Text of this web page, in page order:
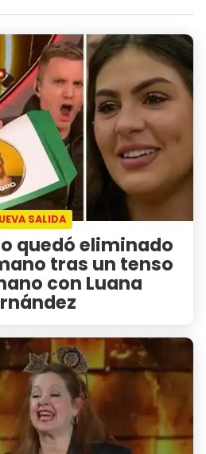
SALIDA
quedó eliminado
tras un tenso
con Luana